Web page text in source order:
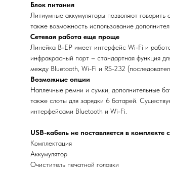
Блок питания
Литиумные аккумуляторы позволяют
также возможность использование
Сетевая работа еще проще
Линейка B-EP имеет интерфейс Wi-Fi и
инфракрасный порт – стандартная функция
между Bluetooth, Wi-Fi и RS-232
Возможные опции
Наплечные ремни и сумки, дополнительные
также слоты для зарядки 6 батарей.
интерфейсами Bluetooth и Wi-Fi.
USB-кабель не поставляется в комплекте
Комплектация
Аккумулятор
Очиститель печатной головки